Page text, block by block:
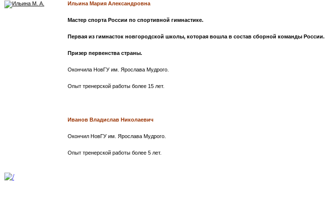
Ильина Мария Александровна
Мастер спорта России по спортивной гимнастике.
Первая из гимнасток новгородской школы, которая вошла в состав сборной команды России.
Призер первенства страны.
Окончила НовГУ им. Ярослава Мудрого.
Опыт тренерской работы более 15 лет.
Иванов Владислав Николаевич
Окончил НовГУ им. Ярослава Мудрого.
Опыт тренерской работы более 5 лет.